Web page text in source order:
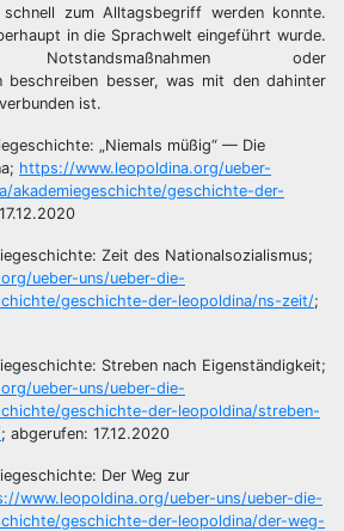
schnell zum Alltagsbegriff werden konnte.
in die Sprachwelt eingeführt wurde.
Notstandsmaßnahmen oder
beschreiben besser, was mit den dahinter
ist.
„Niemals müßig“ — Die
https://www.leopoldina.org/ueber-
akademiegeschichte/geschichte-der-
Zeit des Nationalsozialismus;
ueber-uns/ueber-die-
geschichte-der-leopoldina/ns-zeit/;
Streben nach Eigenständigkeit;
ueber-uns/ueber-die-
geschichte-der-leopoldina/streben-
; abgerufen: 17.12.2020
Der Weg zur
www.leopoldina.org/ueber-uns/ueber-die-
geschichte-der-leopoldina/der-weg-